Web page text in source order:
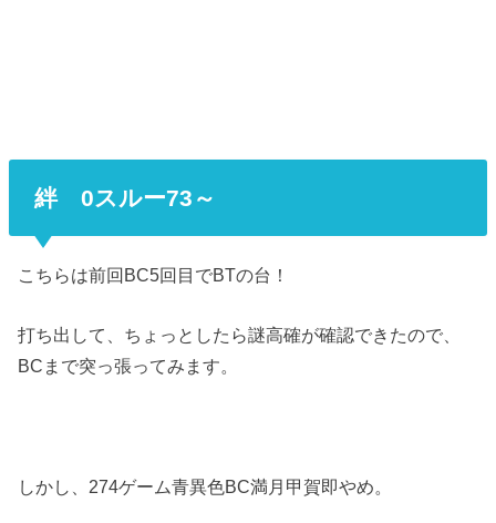
絆 0スルー73～
こちらは前回BC5回目でBTの台！
打ち出して、ちょっとしたら謎高確が確認できたので、
BCまで突っ張ってみます。
しかし、274ゲーム青異色BC満月甲賀即やめ。